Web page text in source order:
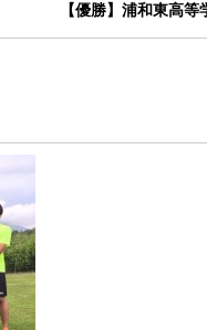
【優勝】浦和東高等